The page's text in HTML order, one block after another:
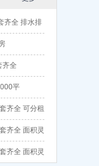
齐全 排水排
齐全
平
齐全 可分租
齐全 面积灵
齐全 面积灵